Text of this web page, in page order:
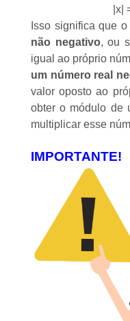
|x|
Isso significa que o
não negativo, ou
igual ao próprio
um número real
valor oposto ao
obter o módulo de
multiplicar esse
IMPORTANTE!